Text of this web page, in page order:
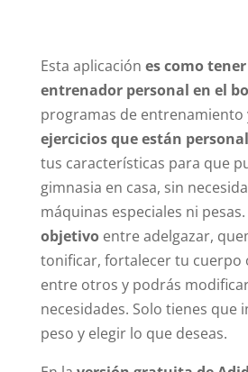
Esta aplicación es como
entrenador personal en el
programas de entrenamiento
ejercicios que están
tus características para que
gimnasia en casa, sin
máquinas especiales ni pesas.
objetivoentre adelgazar,
tonificar, fortalecer tu cuerpo
entre otros y podrás
necesidades. Solo tienes que
peso y elegir lo que deseas.